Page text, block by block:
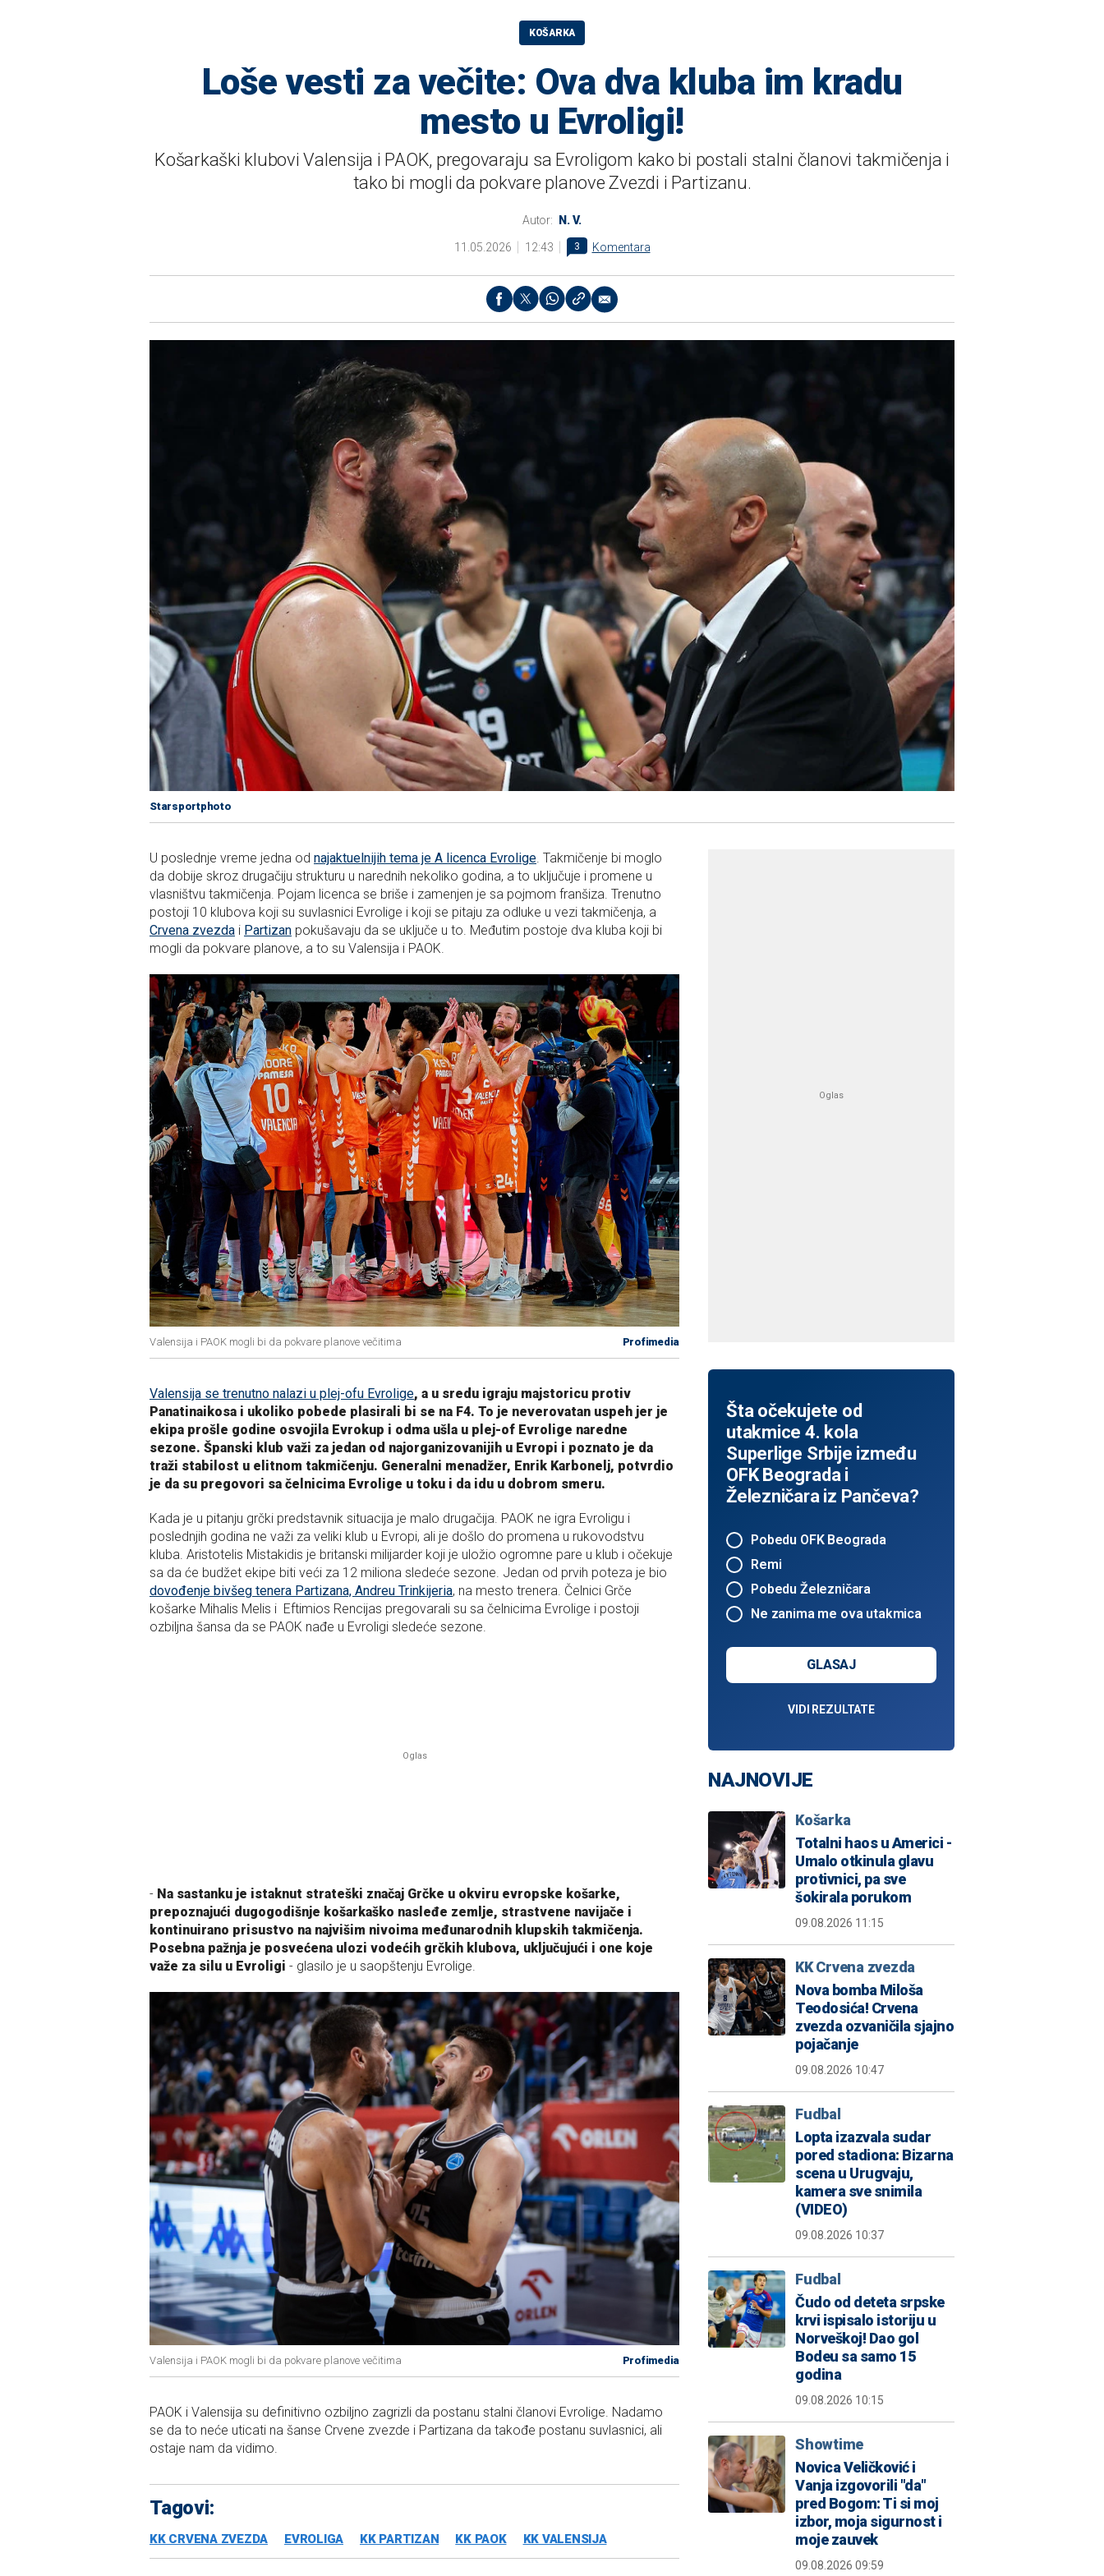
KOŠARKA
Loše vesti za večite: Ova dva kluba im kradu
mesto u Evroligi!
Košarkaški klubovi Valensija i PAOK, pregovaraju sa Evroligom kako bi postali stalni članovi takmičenja i
tako bi mogli da pokvare planove Zvezdi i Partizanu.
Autor: N. V.
11.05.2026 12:43 3 Komentara
Starsportphoto
U poslednje vreme jedna od najaktuelnijih tema je A licenca Evrolige . Takmičenje bi moglo
da dobije skroz drugačiju strukturu u narednih nekoliko godina, a to uključuje i promene u
vlasništvu takmičenja. Pojam licenca se briše i zamenjen je sa pojmom franšiza. Trenutno
postoji 10 klubova koji su suvlasnici Evrolige i koji se pitaju za odluke u vezi takmičenja, a
Crvena zvezda i Partizan pokušavaju da se uključe u to. Međutim postoje dva kluba koji bi
mogli da pokvare planove, a to su Valensija i PAOK.
Valensija i PAOK mogli bi da pokvare planove večitima Profimedia
Valensija se trenutno nalazi u plej-ofu Evrolige, a u sredu igraju majstoricu protiv
Panatinaikosa i ukoliko pobede plasirali bi se na F4. To je neverovatan uspeh jer je
ekipa prošle godine osvojila Evrokup i odma ušla u plej-of Evrolige naredne
sezone. Španski klub važi za jedan od najorganizovanijih u Evropi i poznato je da
traži stabilost u elitnom takmičenju. Generalni menadžer, Enrik Karbonelj, potvrdio
je da su pregovori sa čelnicima Evrolige u toku i da idu u dobrom smeru.
Kada je u pitanju grčki predstavnik situacija je malo drugačija. PAOK ne igra Evroligu i
poslednjih godina ne važi za veliki klub u Evropi, ali je došlo do promena u rukovodstvu
kluba. Aristotelis Mistakidis je britanski milijarder koji je uložio ogromne pare u klub i očekuje
sa da će budžet ekipe biti veći za 12 miliona sledeće sezone. Jedan od prvih poteza je bio
dovođenje bivšeg tenera Partizana, Andreu Trinkijeria, na mesto trenera. Čelnici Grče
košarke Mihalis Melis i Eftimios Rencijas pregovarali su sa čelnicima Evrolige i postoji
ozbiljna šansa da se PAOK nađe u Evroligi sledeće sezone.
- Na sastanku je istaknut strateški značaj Grčke u okviru evropske košarke,
prepoznajući dugogodišnje košarkaško nasleđe zemlje, strastvene navijače i
kontinuirano prisustvo na najvišim nivoima međunarodnih klupskih takmičenja.
Posebna pažnja je posvećena ulozi vodećih grčkih klubova, uključujući i one koje
važe za silu u Evroligi - glasilo je u saopštenju Evrolige.
Valensija i PAOK mogli bi da pokvare planove večitima Profimedia
PAOK i Valensija su definitivno ozbiljno zagrizli da postanu stalni članovi Evrolige. Nadamo
se da to neće uticati na šanse Crvene zvezde i Partizana da takođe postanu suvlasnici, ali
ostaje nam da vidimo.
Tagovi:
KK CRVENA ZVEZDA EVROLIGA KK PARTIZAN KK PAOK KK VALENSIJA
Šta očekujete od
utakmice 4. kola
Superlige Srbije između
OFK Beograda i
Železničara iz Pančeva?
Pobedu OFK Beograda
Remi
Pobedu Železničara
Ne zanima me ova utakmica
GLASAJ
VIDI REZULTATE
NAJNOVIJE
Košarka
Totalni haos u Americi -
Umalo otkinula glavu
protivnici, pa sve
šokirala porukom
09.08.2026 11:15
KK Crvena zvezda
Nova bomba Miloša
Teodosića! Crvena
zvezda ozvaničila sjajno
pojačanje
09.08.2026 10:47
Fudbal
Lopta izazvala sudar
pored stadiona: Bizarna
scena u Urugvaju,
kamera sve snimila
(VIDEO)
09.08.2026 10:37
Fudbal
Čudo od deteta srpske
krvi ispisalo istoriju u
Norveškoj! Dao gol
Bodeu sa samo 15
godina
09.08.2026 10:15
Showtime
Novica Veličković i
Vanja izgovorili "da"
pred Bogom: Ti si moj
izbor, moja sigurnost i
moje zauvek
09.08.2026 09:59